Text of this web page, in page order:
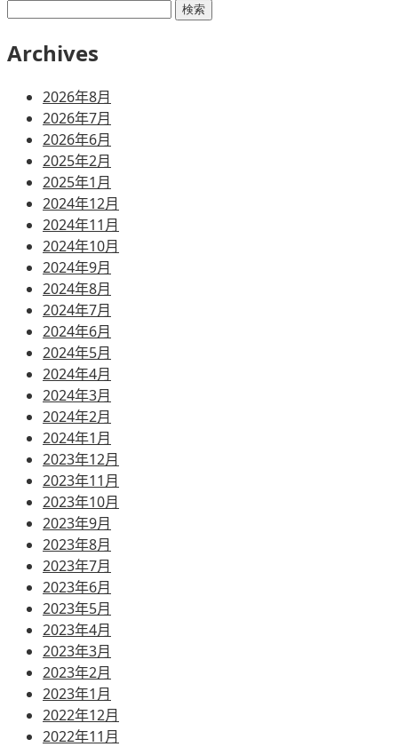
Archives
2026年8月
2026年7月
2026年6月
2025年2月
2025年1月
2024年12月
2024年11月
2024年10月
2024年9月
2024年8月
2024年7月
2024年6月
2024年5月
2024年4月
2024年3月
2024年2月
2024年1月
2023年12月
2023年11月
2023年10月
2023年9月
2023年8月
2023年7月
2023年6月
2023年5月
2023年4月
2023年3月
2023年2月
2023年1月
2022年12月
2022年11月